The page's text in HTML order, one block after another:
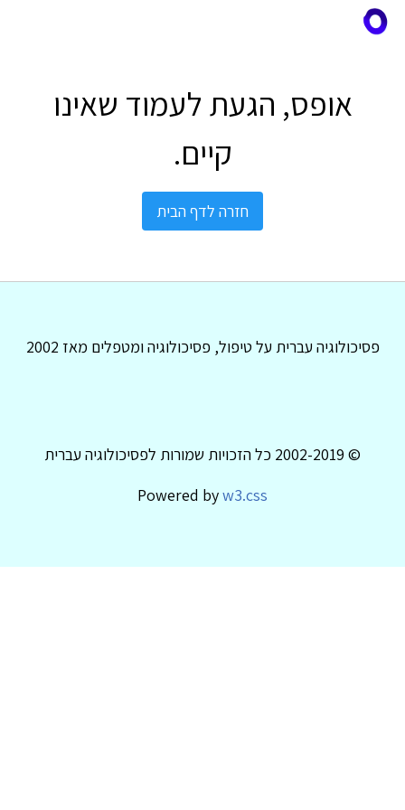
אופס, הגעת לעמוד שאינו
קיים.
חזרה לדף הבית
פסיכולוגיה עברית על טיפול, פסיכולוגיה ומטפלים מאז 2002
© 2002-2019 כל הזכויות שמורות לפסיכולוגיה עברית
Powered byw3.css